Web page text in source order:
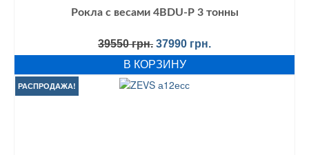
Рокла с весами 4BDU-Р 3 тонны
39550грн. Первоначальная
цена
составляла
39550 грн..
37990 грн.Текущая
цена:
В КОРЗИНУ
РАСПРОДАЖА!